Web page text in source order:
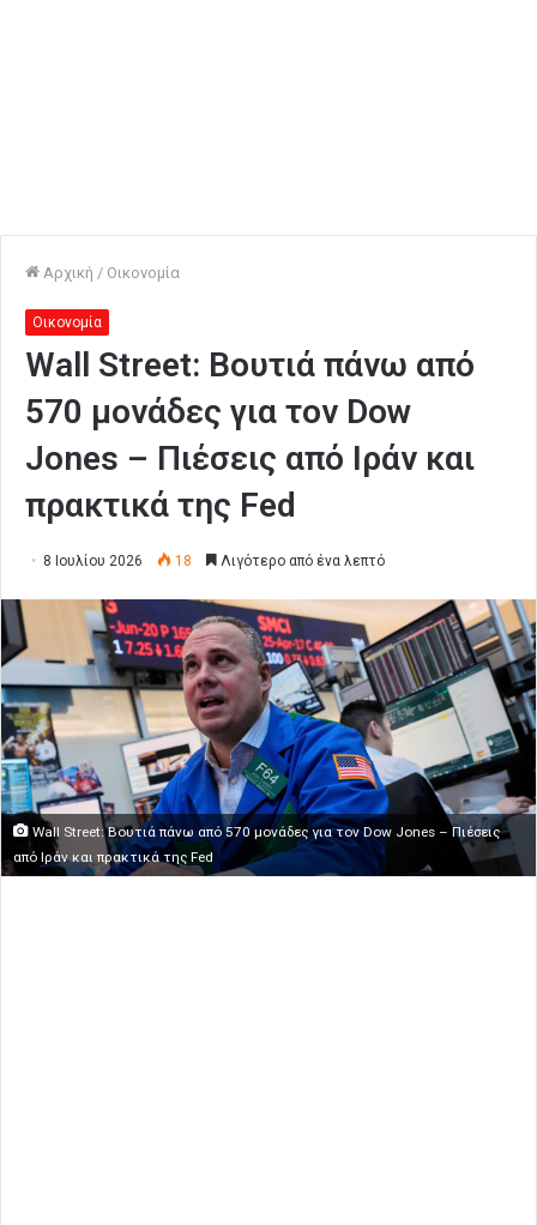
Αρχική / Οικονομία
Οικονομία
Wall Street: Βουτιά πάνω από
570 μονάδες για τον Dow
Jones – Πιέσεις από Ιράν και
πρακτικά της Fed
8 Ιουλίου 2026 18 Λιγότερο από ένα λεπτό
Wall Street: Βουτιά πάνω από 570 μονάδες για τον Dow Jones – Πιέσεις
από Ιράν και πρακτικά της Fed